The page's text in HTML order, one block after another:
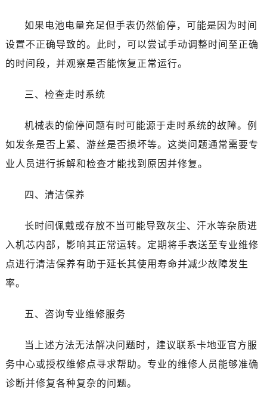
如果电池电量充足但手表仍然偷停，可能是因为时间
设置不正确导致的。此时，可以尝试手动调整时间至正确
的时间段，并观察是否能恢复正常运行。
三、检查走时系统
机械表的偷停问题有时可能源于走时系统的故障。例
如发条是否上紧、游丝是否损坏等。这类问题通常需要专
业人员进行拆解和检查才能找到原因并修复。
四、清洁保养
长时间佩戴或存放不当可能导致灰尘、汗水等杂质进
入机芯内部，影响其正常运转。定期将手表送至专业维修
点进行清洁保养有助于延长其使用寿命并减少故障发生
率。
五、咨询专业维修服务
当上述方法无法解决问题时，建议联系卡地亚官方服
务中心或授权维修点寻求帮助。专业的维修人员能够准确
诊断并修复各种复杂的问题。